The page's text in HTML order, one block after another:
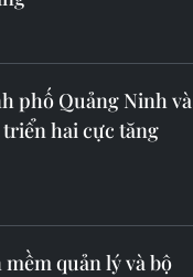
phố Quảng Ninh và
hai cực tăng
quản lý và bộ